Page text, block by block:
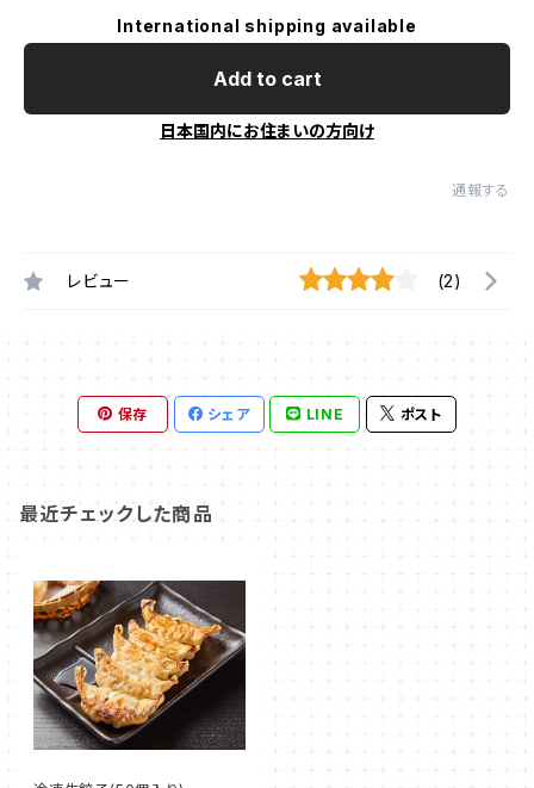
International shipping available
Add to cart
日本国内にお住まいの方向け
通報する
レビュー (2)
保存 シェア LINE ポスト
最近チェックした商品